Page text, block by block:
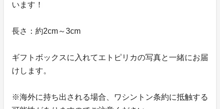
います！
長さ：約2cm～3cm
ギフトボックスに入れてエトピリカの写真と一緒にお届
けします。
※海外に持ち出される場合、ワシントン条約に抵触する